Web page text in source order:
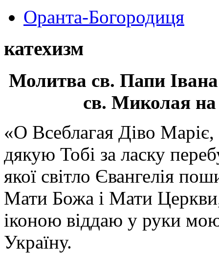
Оранта-Богородиця
катехизм
Молитва св. Папи
св. Миколая на
«О Всеблагая Діво
дякую Тобі за ласку
якої світло Євангелія
Мати Божа і Мати
іконою віддаю у руки
Україну.